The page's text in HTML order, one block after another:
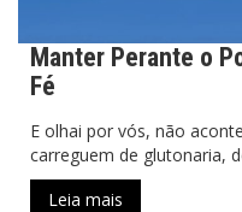
Manter Perante o
Fé
E olhai por vós, não
carreguem de glutonaria,
Leia mais